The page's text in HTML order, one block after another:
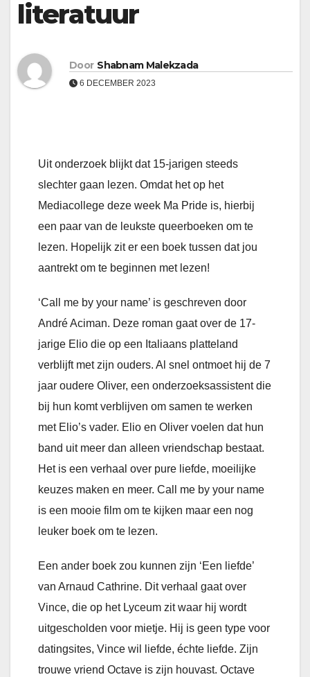
literatuur
Door Shabnam Malekzada
6 DECEMBER 2023
Uit onderzoek blijkt dat 15-jarigen steeds
slechter gaan lezen. Omdat het op het
Mediacollege deze week Ma Pride is, hierbij
een paar van de leukste queerboeken om te
lezen. Hopelijk zit er een boek tussen dat jou
aantrekt om te beginnen met lezen!
‘Call me by your name’ is geschreven door
André Aciman. Deze roman gaat over de 17-
jarige Elio die op een Italiaans platteland
verblijft met zijn ouders. Al snel ontmoet hij de 7
jaar oudere Oliver, een onderzoeksassistent die
bij hun komt verblijven om samen te werken
met Elio’s vader. Elio en Oliver voelen dat hun
band uit meer dan alleen vriendschap bestaat.
Het is een verhaal over pure liefde, moeilijke
keuzes maken en meer. Call me by your name
is een mooie film om te kijken maar een nog
leuker boek om te lezen.
Een ander boek zou kunnen zijn ‘Een liefde’
van Arnaud Cathrine. Dit verhaal gaat over
Vince, die op het Lyceum zit waar hij wordt
uitgescholden voor mietje. Hij is geen type voor
datingsites, Vince wil liefde, échte liefde. Zijn
trouwe vriend Octave is zijn houvast. Octave